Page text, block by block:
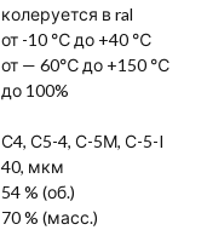
колеруется в ral
от -10 ℃ до +40 ℃
от — 60℃ до +150 ℃
до 100%
С4, С5-4, С-5М, С-5-I
40, мкм
54 % (об.)
70 % (масс.)